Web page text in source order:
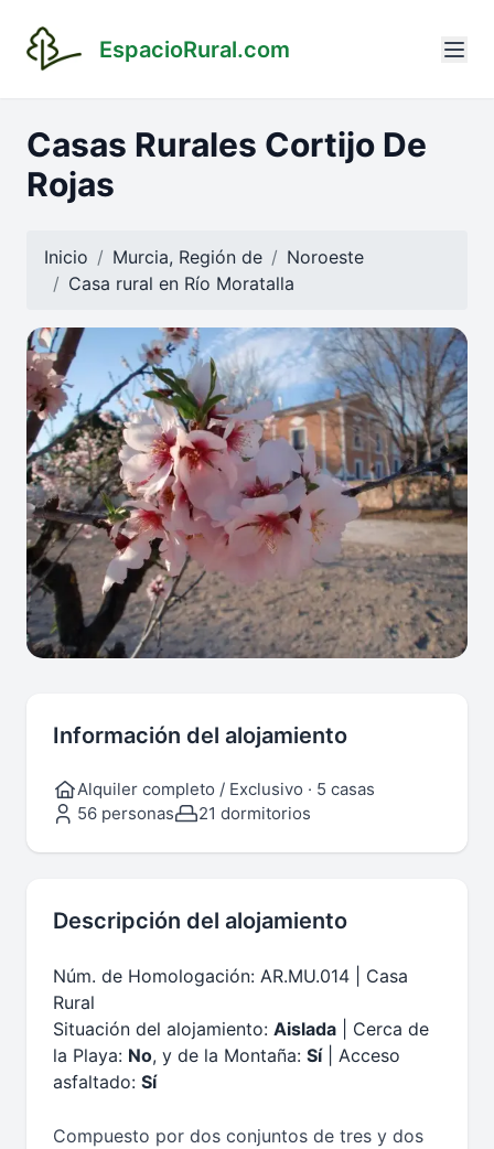
EspacioRural.com
Casas Rurales Cortijo De
Rojas
Inicio Murcia, Región de
Noroeste
Casa rural en Río Moratalla
Información del alojamiento
Alquiler completo / Exclusivo · 5 casas
56 personas
21 dormitorios
Descripción del alojamiento
Núm. de Homologación: AR.MU.014 | Casa
Rural
Situación del alojamiento: Aislada | Cerca de
la Playa: No, y de la Montaña: Sí| Acceso
asfaltado: Sí
Compuesto por dos conjuntos de tres y dos